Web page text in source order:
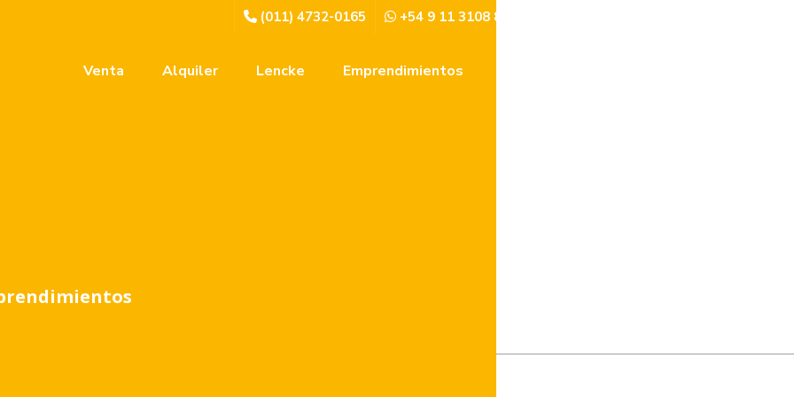
(011) 4732-0165 +54 9 11 3108 8477
Venta Alquiler Lencke Emprendimientos